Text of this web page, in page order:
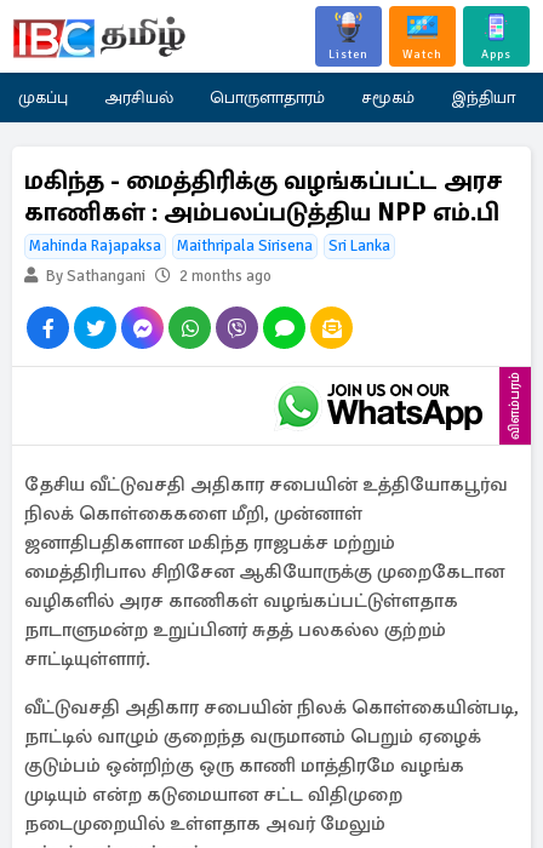
Listen Watch Apps
முகப்பு அரசியல் பொருளாதாரம் சமூகம் இந்தியா
மகிந்த - மைத்திரிக்கு வழங்கப்பட்ட அரச
காணிகள் : அம்பலப்படுத்திய NPP எம்.பி
Mahinda Rajapaksa Maithripala Sirisena
Sri Lanka
By Sathangani
2 months ago
விளம்பரம்
தேசிய வீட்டுவசதி அதிகார சபையின் உத்தியோகபூர்வ
நிலக் கொள்கைகளை மீறி, முன்னாள்
ஜனாதிபதிகளான மகிந்த ராஜபக்ச மற்றும்
மைத்திரிபால சிறிசேன ஆகியோருக்கு முறைகேடான
வழிகளில் அரச காணிகள் வழங்கப்பட்டுள்ளதாக
நாடாளுமன்ற உறுப்பினர் சுதத் பலகல்ல குற்றம்
சாட்டியுள்ளார்.
வீட்டுவசதி அதிகார சபையின் நிலக் கொள்கையின்படி,
நாட்டில் வாழும் குறைந்த வருமானம் பெறும் ஏழைக்
குடும்பம் ஒன்றிற்கு ஒரு காணி மாத்திரமே வழங்க
முடியும் என்ற கடுமையான சட்ட விதிமுறை
நடைமுறையில் உள்ளதாக அவர் மேலும்